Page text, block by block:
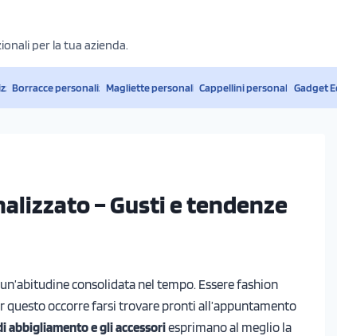
per la tua azienda.
Borracce personalizzateMagliette personalizzateCappellini personalizzatiGadget
– Gusti e tendenze
consolidata nel tempo. Essere fashion
questo occorre farsi trovare pronti all’appuntamento
abbigliamento e gli accessoriesprimano al meglio la